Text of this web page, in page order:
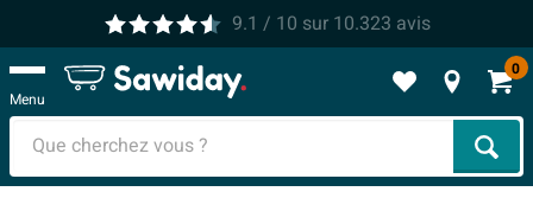
9.1 / 10 sur 10.323 avis
Menu
0